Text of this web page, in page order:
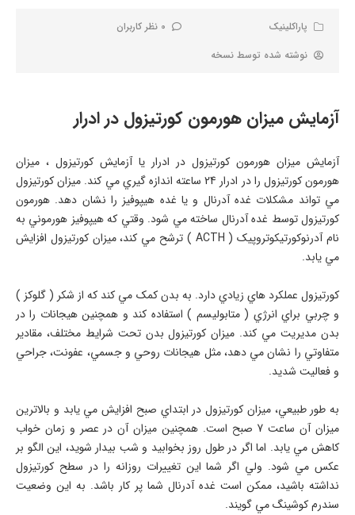
پاراکلینیک
0 نظر کاربران
نوشته شده توسط نسخه
آزمایش میزان هورمون کورتیزول در ادرار
آزمایش میزان هورمون کورتیزول در ادرار یا آزمايش کورتيزول ، ميزان
هورمون کورتيزول را در ادرار 24 ساعته اندازه گيري مي کند. ميزان کورتيزول
مي تواند مشکلات غده آدرنال و يا غده هيپوفيز را نشان دهد. هورمون
کورتيزول توسط غده آدرنال ساخته مي شود. وقتي که هيپوفيز هورموني به
نام آدرنوکورتيکوتروپيک ( ACTH ) ترشح مي کند، ميزان کورتيزول افزايش
مي يابد.
کورتيزول عملکرد هاي زيادي دارد. به بدن کمک مي کند که از شکر ( گلوکز )
و چربي براي انرژي ( متابوليسم ) استفاده کند و همچنين هيجانات را در
بدن مديريت مي کند. ميزان کورتيزول بدن تحت شرايط مختلف، مقادير
متفاوتي را نشان مي دهد، مثل هيجانات روحي و جسمي، عفونت، جراحي
و فعاليت شديد.
به طور طبيعي، ميزان کورتيزول در ابتداي صبح افزايش مي يابد و بالاترين
ميزان آن ساعت 7 صبح است. همچنين ميزان آن در عصر و زمان خواب
کاهش مي يابد. اما اگر در طول روز بخوابيد و شب بيدار شويد، اين الگو بر
عکس مي شود. ولي اگر شما اين تغييرات روزانه را در سطح کورتيزول
نداشته باشيد، ممکن است غده آدرنال شما پر کار باشد. به اين وضعيت
سندرم کوشينگ مي گويند.